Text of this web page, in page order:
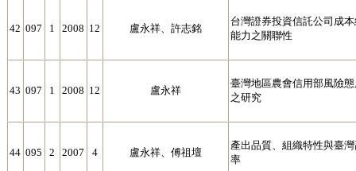
42 097 1 2008 12 盧永祥、許志銘
台灣證券投資信託公司成
能力之關聯性
43 097 1 2008 12 盧永祥
臺灣地區農會信用部風險
之研究
44 095 2 2007 4 盧永祥、傅祖壇
產出品質、組織特性與臺
率